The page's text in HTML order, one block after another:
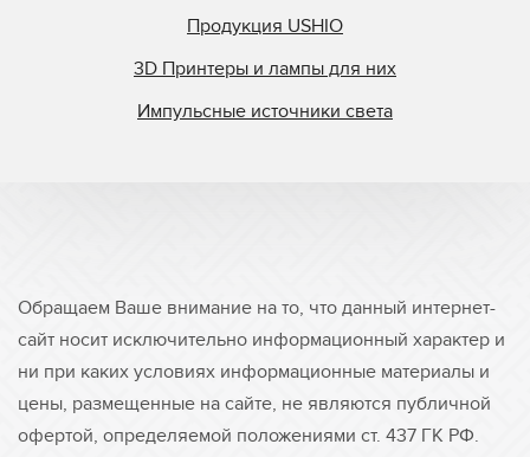
Продукция USHIO
3D Принтеры и лампы для них
Импульсные источники света
Обращаем Ваше внимание на то, что данный интернет-
сайт носит исключительно информационный характер и
ни при каких условиях информационные материалы и
цены, размещенные на сайте, не являются публичной
офертой, определяемой положениями ст. 437 ГК РФ.